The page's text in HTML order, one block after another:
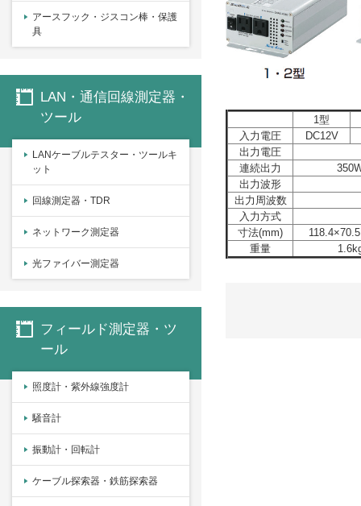
アースフック・ジスコン棒・保護
具
LAN・通信回線測定器・
ツール
LANケーブルテスター・ツールキ
ット
回線測定器・TDR
ネットワーク測定器
光ファイバー測定器
フィールド測定器・ツ
ール
照度計・紫外線強度計
騒音計
振動計・回転計
ケーブル探索器・鉄筋探索器
1型
入力電圧
DC12V
出力電圧
連続出力
出力波形
出力周波数
入力方式
寸法(mm)
重量